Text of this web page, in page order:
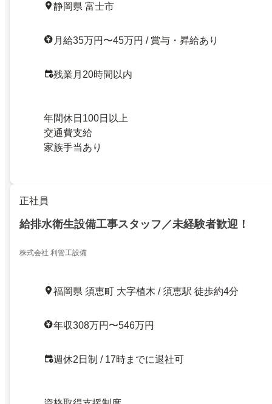
静岡県 富士市
月給35万円〜45万円 / 賞与・昇給あり
残業月20時間以内
年間休日100日以上
交通費支給
家族手当あり
正社員
給排水衛生設備工事スタッフ／未経験者歓迎！
株式会社 利管工設備
福岡県 須恵町 大字植木 / 須恵駅 徒歩約4分
年収308万円〜546万円
週休2日制 / 17時までに退社可